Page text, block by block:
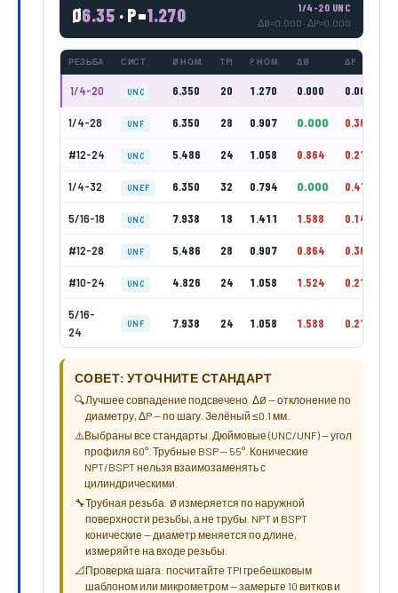
Ø6.35 · P=1.270 1/4-20 UNC
ΔØ=0.000 · ΔP=0.000
РЕЗЬБА СИСТ. Ø НОМ. TPI P НОМ. ΔØ ΔP
1/4-20 UNC 6.350 20 1.270 0.000 0.000
1/4-28 UNF 6.350 28 0.907 0.000 0.363
#12-24 UNC 5.486 24 1.058 0.864 0.212
1/4-32 UNEF 6.350 32 0.794 0.000 0.476
5/16-18 UNC 7.938 18 1.411 1.588 0.141
#12-28 UNF 5.486 28 0.907 0.864 0.363
#10-24 UNC 4.826 24 1.058 1.524 0.212
5/16-
24
UNF 7.938 24 1.058 1.588 0.212
СОВЕТ: УТОЧНИТЕ СТАНДАРТ
🔍Лучшее совпадение подсвечено. ΔØ — отклонение по
диаметру, ΔP — по шагу. Зелёный ≤0.1 мм.
⚠️Выбраны все стандарты. Дюймовые (UNC/UNF) — угол
профиля 60°. Трубные BSP — 55°. Конические
NPT/BSPT нельзя взаимозаменять с
цилиндрическими.
🔧Трубная резьба: Ø измеряется по наружной
поверхности резьбы, а не трубы. NPT и BSPT
конические — диаметр меняется по длине,
измеряйте на входе резьбы.
📐Проверка шага: посчитайте TPI гребешковым
шаблоном или микрометром — замерьте 10 витков и